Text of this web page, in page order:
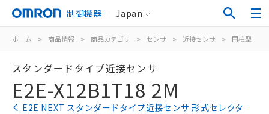
制御機器 Japan
ホーム > 商品情報 > 商品カテゴリ > センサ > 近接センサ > 円柱型
スタンダードタイプ近接センサ
E2E-X12B1T18 2M
E2E NEXT スタンダードタイプ近接センサ 形式セレクタ